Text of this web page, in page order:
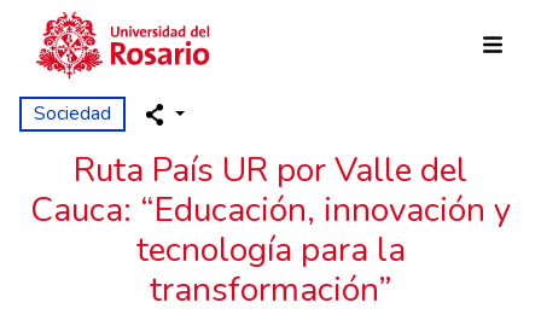
Pasar al contenido principal
Sociedad
Ruta País UR por Valle del
Cauca: “Educación, innovación y
tecnología para la
transformación”